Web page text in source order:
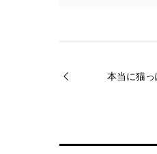
本当に猫